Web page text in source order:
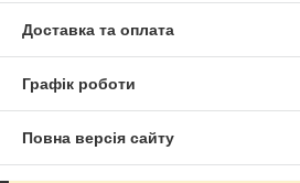
Доставка та оплата
Графік роботи
Повна версія сайту